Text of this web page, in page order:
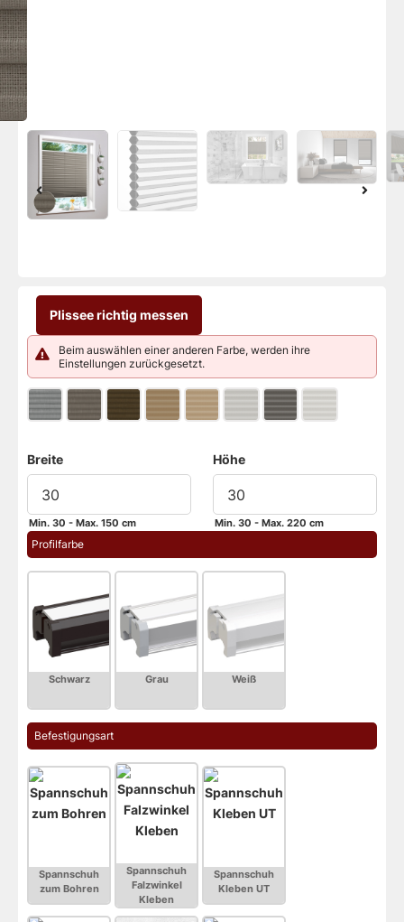
Plissee richtig messen
Beim auswählen einer anderen Farbe, werden ihre
Einstellungen zurückgesetzt.
Breite
Min. 30 - Max. 150 cm
Höhe
Min. 30 - Max. 220 cm
Profilfarbe
Befestigungsart